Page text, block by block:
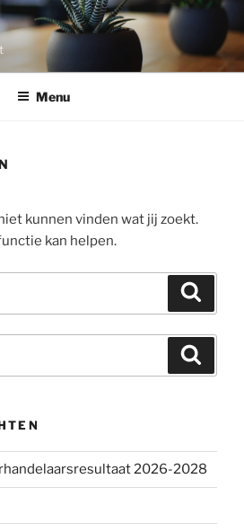
Menu
kunnen vinden wat jij zoekt.
kan helpen.
2026-2028